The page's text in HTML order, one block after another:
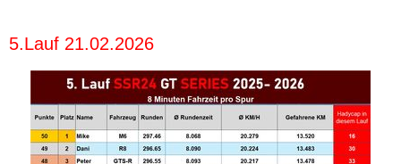
5.Lauf 21.02.2026